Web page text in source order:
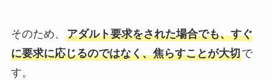
そのため、 アダルト要求をされた場合でも、すぐ
に要求に応じるのではなく、焦らすことが大切で
す。